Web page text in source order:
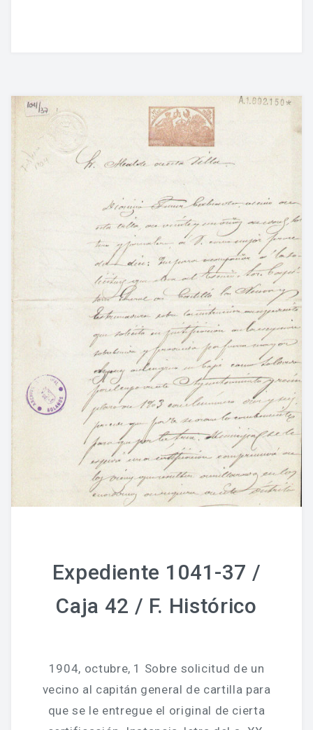
Expediente 1041-37 /
Caja 42 / F. Histórico
1904, octubre, 1 Sobre solicitud de un
vecino al capitán general de cartilla para
que se le entregue el original de cierta